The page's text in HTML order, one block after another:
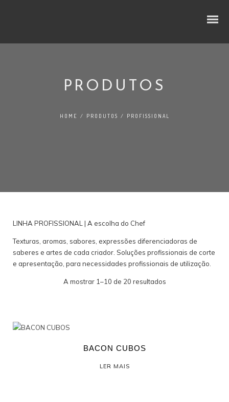
AO BALCÃO
PROFISSIONAL
PRODUTOS
HOME / PRODUTOS / PROFISSIONAL
LINHA PROFISSIONAL | A escolha do Chef
Texturas, aromas, sabores, expressões diferenciadoras de
saberes e artes de cada criador. Soluções profissionais de corte
e apresentação, para necessidades profissionais de utilização.
A mostrar 1–10 de 20 resultados
BACON CUBOS
LER MAIS